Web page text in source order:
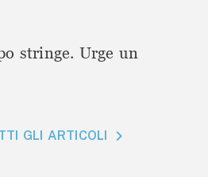
stringe. Urge un
GLI ARTICOLI